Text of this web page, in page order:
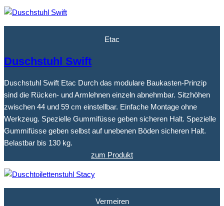
Etac
Duschstuhl Swift
Duschstuhl Swift Etac Durch das modulare Baukasten-Prinzip
sind die Rücken- und Armlehnen einzeln abnehmbar. Sitzhöhen
zwischen 44 und 59 cm einstellbar. Einfache Montage ohne
Werkzeug. Spezielle Gummifüsse geben sicheren Halt. Spezielle
Gummifüsse geben selbst auf unebenen Böden sicheren Halt.
Belastbar bis 130 kg.
zum Produkt
Vermeiren